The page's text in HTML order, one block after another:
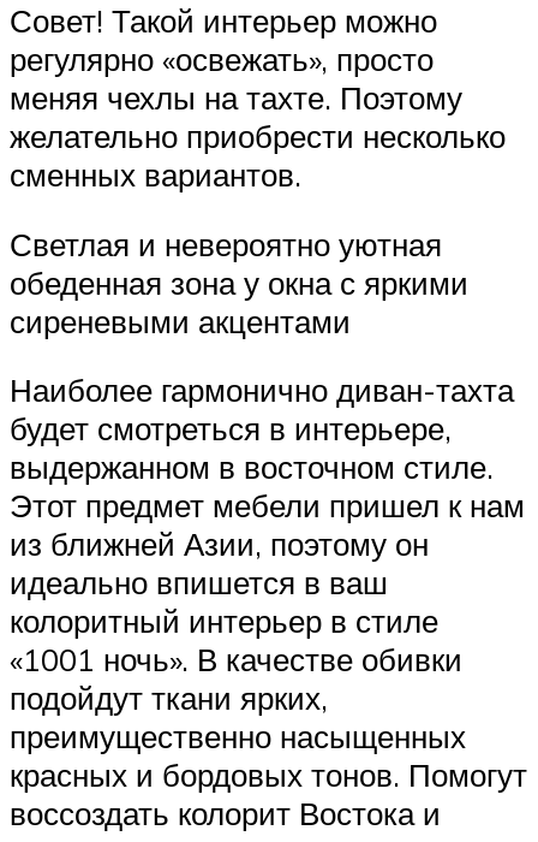
Совет! Такой интерьер можно
регулярно «освежать», просто
меняя чехлы на тахте. Поэтому
желательно приобрести несколько
сменных вариантов.
Светлая и невероятно уютная
обеденная зона у окна с яркими
сиреневыми акцентами
Наиболее гармонично диван-тахта
будет смотреться в интерьере,
выдержанном в восточном стиле.
Этот предмет мебели пришел к нам
из ближней Азии, поэтому он
идеально впишется в ваш
колоритный интерьер в стиле
«1001 ночь». В качестве обивки
подойдут ткани ярких,
преимущественно насыщенных
красных и бордовых тонов. Помогут
воссоздать колорит Востока и